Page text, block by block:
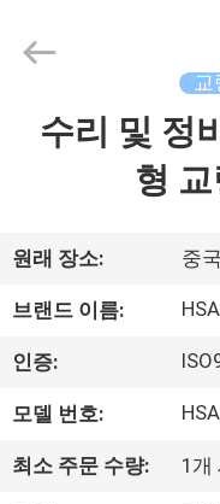
품
우
리
Copyright
HANGZHOU
교
수리 및 정
형
원래 장소: 중국
브랜드 이름: HSA
인증:
모델 번호:
최소 주문 수량: 1개